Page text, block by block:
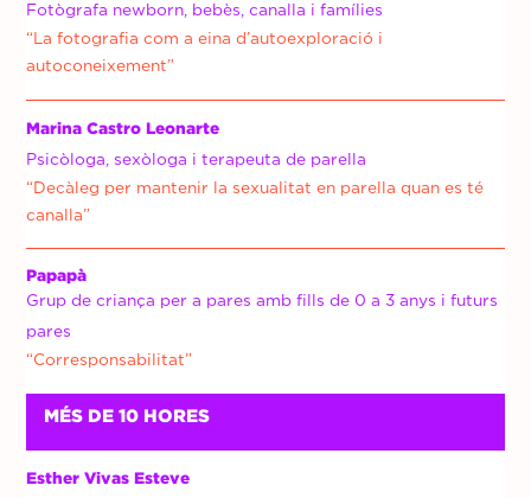
Fotògrafa newborn, bebès, canalla i famílies
“La fotografia com a eina d’autoexploració i
autoconeixement”
Marina Castro Leonarte
Psicòloga, sexòloga i terapeuta de parella
“Decàleg per mantenir la sexualitat en parella quan es té
canalla”
Papapà
Grup de criança per a pares amb fills de 0 a 3 anys i futurs
pares
“Corresponsabilitat”
MÉS DE 10 HORES
Esther Vivas Esteve